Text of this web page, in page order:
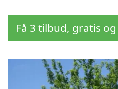
Få 3 tilbud, gratis